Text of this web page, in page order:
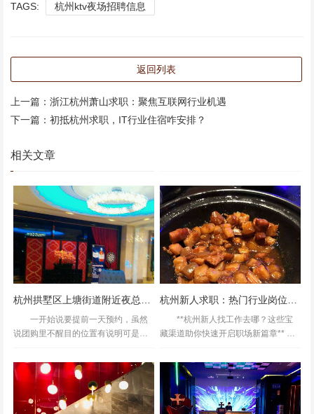
的"全渠道销售能力"要求，例如同时具备线下接待与线上话
**二、精准匹配岗位：从基础到进阶的求职路径** 1. **基础
岗位：导购/店员** 适合初入行业者，薪资通常为**5000-80
00元/月**（含提成）。重点考察沟通能力与产品知识，部分
品牌提供带薪培训。 *技巧：在简历中突出"客户服务意
术型岗位：电商运营/视觉设计** 随着鞋类品牌加速数字
化，对**店铺运营、短视频剪辑、3D建模**等技能的需求激
增。薪资范围**8000-15000元/月**，需掌握PS、PR、Sho
pify等工具。 *案例：某运动鞋品牌招聘电商设计师，要求
提交作品集并现场演示设计思路，最终录取者因擅长"运动
场景化视觉呈现"脱颖而出。* 3. **管理岗位：区域经理/买手
** 需3年以上经验，负责多店管理或商品企划，薪资可达**1
TAGS: 杭州ktv夜场招聘信息
返回列表
上一篇： 浙江杭州萧山求职：聚焦互联网行业机遇
下一篇： 初抵杭州求职，IT行业住宿咋安排？
相关文章
杭州拱墅区上塘街道附近夜总会招聘商务礼仪,(不压工资待遇好的)
一开始说要提前一天预约，虽然
说团购里不醒目的位置有说明可是一
们开了，不错，有水果和啤酒服务还
是很到位的！从下午12点开始唱到晚
上7点还是ok的。我也觉得...
杭州新人求职：热门行业岗位去向指南
**杭州新人找工作去哪？这些宝
藏渠道助你快速开启职场新篇章** 初
烈的就业竞争，难免会感到迷茫：该
通过哪些渠道找工作？哪些平台更靠
谱？如何高效匹配心仪...